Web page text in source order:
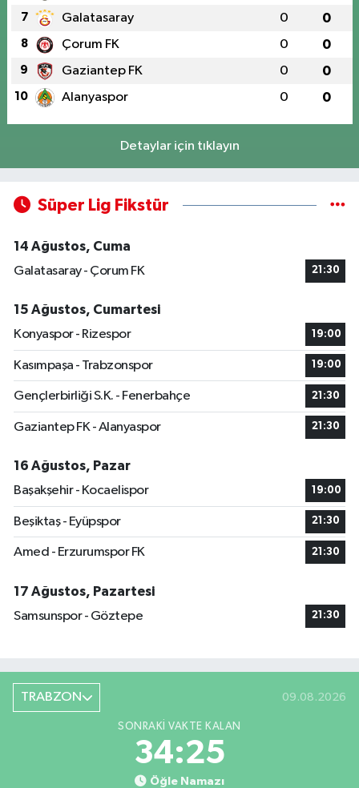
7 Galatasaray 0 0
8 Çorum FK 0 0
9 Gaziantep FK 0 0
10 Alanyaspor 0 0
Detaylar için tıklayın
Süper Lig Fikstür
14 Ağustos, Cuma
Galatasaray - Çorum FK
21:30
15 Ağustos, Cumartesi
Konyaspor - Rizespor
19:00
Kasımpaşa - Trabzonspor 19:00
Gençlerbirliği S.K. - Fenerbahçe 21:30
Gaziantep FK - Alanyaspor 21:30
16 Ağustos, Pazar
Başakşehir - Kocaelispor
19:00
Beşiktaş - Eyüpspor 21:30
Amed - Erzurumspor FK 21:30
17 Ağustos, Pazartesi
Samsunspor - Göztepe
21:30
TRABZON 09.08.2026
SONRAKI VAKTE KALAN
34:24
Öğle Namazı